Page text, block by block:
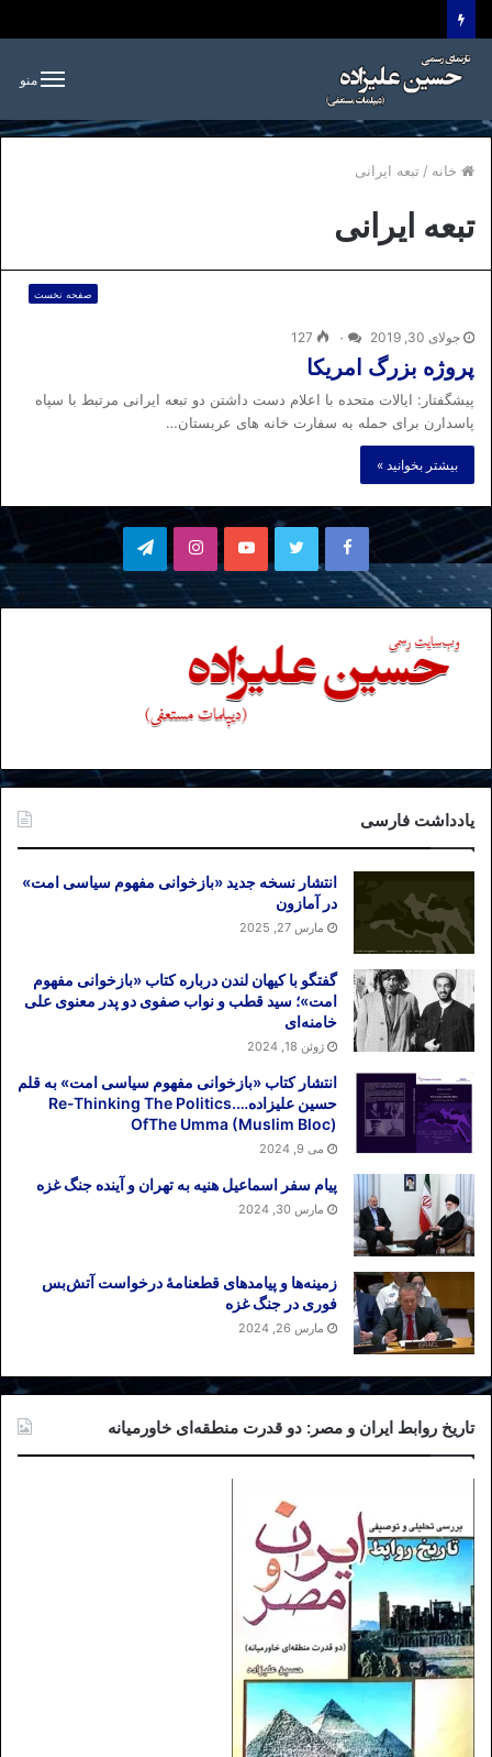
منو
خانه / تبعه ایرانی
تبعه ایرانی
صفحه نخست
جولای 30, 2019 ۰ 127
پروژه بزرگ امریکا
پیشگفتار: ایالات متحده با اعلام دست داشتن دو تبعه ایرانی مرتبط با سپاه
پاسدارن برای حمله به سفارت خانه های عربستان…
بیشتر بخوانید »
فیسبوک توییتر یوتیوباینستاگرامتلگرام
یادداشت فارسی
انتشار نسخه جدید «بازخوانی مفهوم سیاسی امت»
در آمازون
مارس 27, 2025
گفتگو با کیهان لندن درباره کتاب «بازخوانی مفهوم
امت»؛ سید قطب و نواب صفوی دو پدر معنوی علی
خامنه‌ای
ژوئن 18, 2024
انتشار کتاب «بازخوانی مفهوم سیاسی امت» به قلم
حسین علیزاده….Re-Thinking The Politics
OfThe Umma (Muslim Bloc)
می 9, 2024
پیام سفر اسماعیل هنیه به تهران و آینده جنگ غزه
مارس 30, 2024
زمینه‌ها و پیامدهای قطعنامهٔ درخواست آتش‌بس
فوری در جنگ غزه
مارس 26, 2024
تاریخ روابط ایران و مصر: دو قدرت منطقه‌ای خاورمیانه